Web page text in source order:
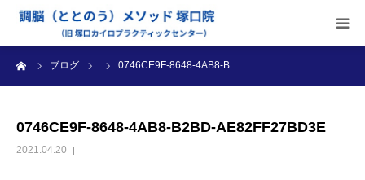
ブログ 0746CE9F-8648-4AB8-B…
0746CE9F-8648-4AB8-B2BD-AE82FF27BD3E
2021.04.20
当院のご案内